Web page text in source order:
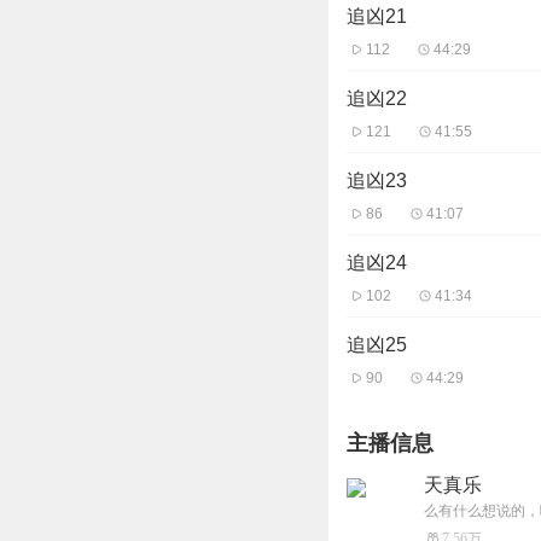
追凶21
112 44:29
追凶22
121 41:55
追凶23
86 41:07
追凶24
102 41:34
追凶25
90 44:29
主播信息
天真乐
么有什么想说的